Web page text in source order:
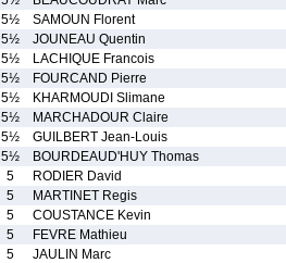
5½
SAMOUN Florent
5½
JOUNEAU Quentin
5½
LACHIQUE Francois
5½
FOURCAND Pierre
5½
KHARMOUDI Slimane
5½
MARCHADOUR Claire
5½
GUILBERT Jean-Louis
5½
BOURDEAUD'HUY Thomas
5
RODIER David
5
MARTINET Regis
5
COUSTANCE Kevin
5
FEVRE Mathieu
5
JAULIN Marc